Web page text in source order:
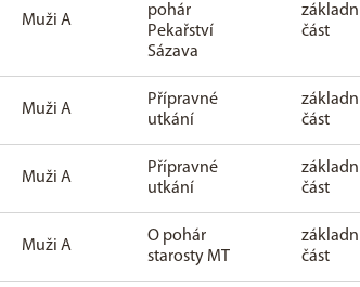
Muži A
pohár
Pekařství
Sázava
část
Muži A
Přípravné
utkání
část
Muži A
Přípravné
utkání
část
Muži A
O pohár
starosty MT
část